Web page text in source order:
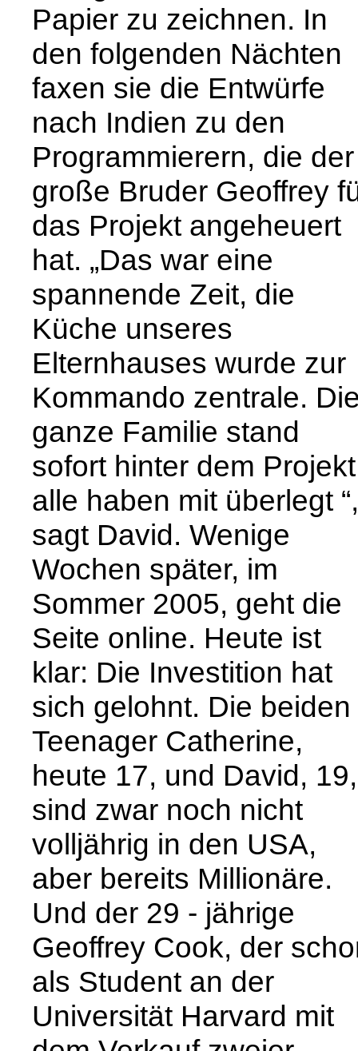
Papier zu zeichnen. In
den folgenden Nächten
faxen sie die Entwürfe
nach Indien zu den
Programmierern, die der
große Bruder Geoffrey
das Projekt angeheuert
hat. „Das war eine
spannende Zeit, die
Küche unseres
Elternhauses wurde zur
Kommando zentrale.
ganze Familie stand
sofort hinter dem
alle haben mit überlegt “,
sagt David. Wenige
Wochen später, im
Sommer 2005, geht die
Seite online. Heute ist
klar: Die Investition hat
sich gelohnt. Die beiden
Teenager Catherine,
heute 17, und David, 19,
sind zwar noch nicht
volljährig in den USA,
aber bereits Millionäre.
Und der 29 - jährige
Geoffrey Cook, der
als Student an der
Universität Harvard mit